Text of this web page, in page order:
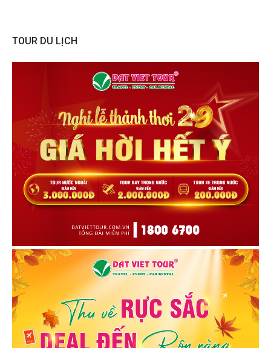
TOUR DU LỊCH